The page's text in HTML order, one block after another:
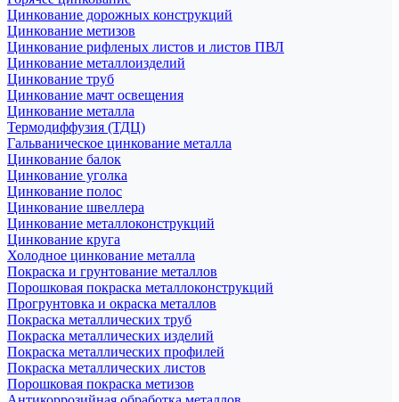
Цинкование дорожных конструкций
Цинкование метизов
Цинкование рифленых листов и листов ПВЛ
Цинкование металлоизделий
Цинкование труб
Цинкование мачт освещения
Цинкование металла
Термодиффузия (ТДЦ)
Гальваническое цинкование металла
Цинкование балок
Цинкование уголка
Цинкование полос
Цинкование швеллера
Цинкование металлоконструкций
Цинкование круга
Холодное цинкование металла
Покраска и грунтование металлов
Порошковая покраска металлоконструкций
Прогрунтовка и окраска металлов
Покраска металлических труб
Покраска металлических изделий
Покраска металлических профилей
Покраска металлических листов
Порошковая покраска метизов